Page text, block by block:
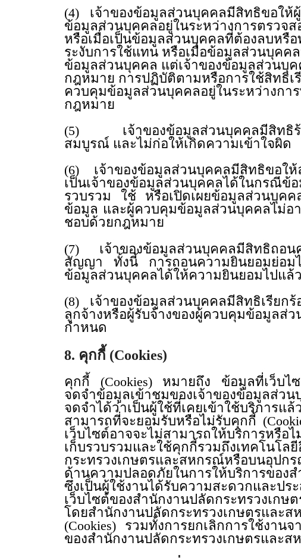
(4) เจ้าของข้อมูลส่วนบุคคลมีสิทธิขอใ
ข้อมูลส่วนบุคคลอยู่ในระหว่างการตรวจ
หรือเมื่อเป็นข้อมูลส่วนบุคคลที่ต้องลบหรื
ระงับการใช้แทน หรือเมื่อข้อมูลส่วนบุคค
ข้อมูลส่วนบุคคล แต่เจ้าของข้อมูลส่วนบุค
กฎหมาย การปฏิบัติตามหรือการใช้สิทธิเ
ควบคุมข้อมูลส่วนบุคคลอยู่ในระหว่างกา
กฎหมาย
(5) เจ้าของข้อมูลส่วนบุคคลมีสิทธิร้อ
สมบูรณ์ และไม่ก่อให้เกิดความเ
(6) เจ้าของข้อมูลส่วนบุคคลมีสิทธิขอใ
เป็นเจ้าของข้อมูลส่วนบุคคลได้ในกรณีข้
รวบรวม ใช้ หรือเปิดเผยข้อมูลส่วนบุค
ข้อมูล และผู้ควบคุมข้อมูลส่วนบุคคลไม่อ
ชอบด้วยกฎหมาย
(7) เจ้าของข้อมูลส่วนบุคคลมีสิทธิถอน
สัญญา ทั้งนี้ การถอนความยินยอมย่อมไ
ข้อมูลส่วนบุคคลได้ให้ความยินยอม
(8) เจ้าของข้อมูลส่วนบุคคลมีสิทธิเรียก
ลูกจ้างหรือผู้รับจ้างของผู้ควบคุมข้อมูล
กำหนด
8. คุกกี้ (Cookies)
คุกกี้ (Cookies) หมายถึง ข้อมูลที่เว็บไซ
จดจำข้อมูลเข้าชมของเจ้าของข้อมูลส่
จดจำได้ว่าเป็นผู้ใช้ที่เคยเข้าใช้บริการ
สามารถที่จะยอมรับหรือไม่รับคุกกี้
เว็บไซต์อาจจะไม่สามารถให้บริการหรื
เก็บรวบรวมและใช้คุกกี้รวมถึงเทคโนโ
กระทรวงเกษตรและสหกรณ์หรือบนอุปก
ด้านความปลอดภัยในการให้บริการของ
ซึ่งเป็นผู้ใช้งานได้รับความสะดวกและป
เว็บไซต์ของสำนักงานปลัดกระทรวงเก
โดยสำนักงานปลัดกระทรวงเกษตรและ
(Cookies) รวมทั้งการยกเลิกการใช้งา
ของสำนักงานปลัดกระทรวงเกษตรและส